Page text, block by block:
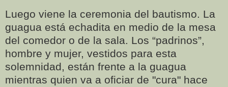
Luego viene la ceremonia del bautismo. La
guagua está echadita en medio de la mesa
del comedor o de la sala. Los “padrinos”,
hombre y mujer, vestidos para esta
solemnidad, están frente a la guagua
mientras quien va a oficiar de "cura" hace